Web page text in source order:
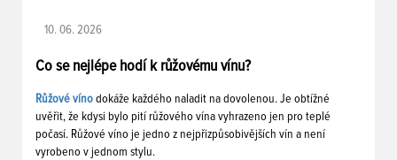
10. 06. 2026
Co se nejlépe hodí k růžovému vínu?
Růžové víno dokáže každého naladit na dovolenou. Je obtížné
uvěřit, že kdysi bylo pití růžového vína vyhrazeno jen pro teplé
počasí. Růžové víno je jedno z nejpřizpůsobivějších vín a není
vyrobeno v jednom stylu.